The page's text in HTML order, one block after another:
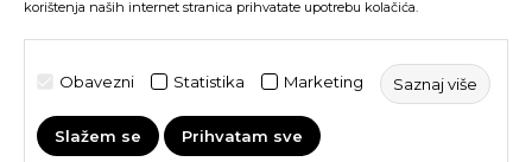
su dostupni u svakom trenutku. Raspoloživost robe možete provjeriti pozivom
©2026www.buzzsneakers.me, IzradaNB SOFT. Sva prava
korištenja naših internet stranica prihvatate upotrebu kolačića.
Obavezni Statistika Marketing Saznaj više
Slažem se Prihvatam sve